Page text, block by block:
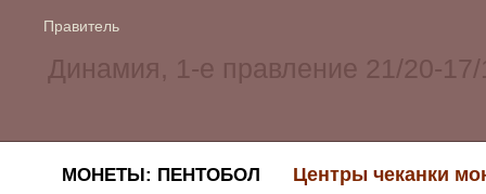
Правитель
МОНЕТЫ: ПЕНТОБОЛ Центры чеканки